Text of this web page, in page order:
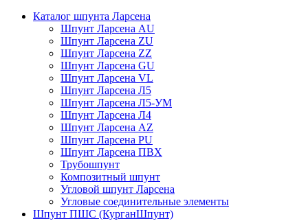
Каталог шпунта Ларсена
Шпунт Ларсена AU
Шпунт Ларсена ZU
Шпунт Ларсена ZZ
Шпунт Ларсена GU
Шпунт Ларсена VL
Шпунт Ларсена Л5
Шпунт Ларсена Л5-УМ
Шпунт Ларсена Л4
Шпунт Ларсена AZ
Шпунт Ларсена PU
Шпунт Ларсена ПВХ
Трубошпунт
Композитный шпунт
Угловой шпунт Ларсена
Угловые соединительные элементы
Шпунт ПШС (КурганШпунт)